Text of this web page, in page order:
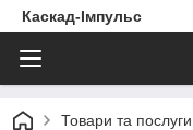
Каскад-Імпульс
Товари та послуги